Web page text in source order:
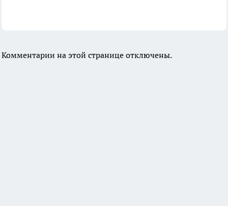
Комментарии на этой странице отключены.